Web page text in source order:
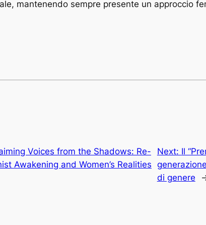
mantenendo sempre presente un approccio
Voices from the Shadows: Re-
Awakening and Women’s Realities
Next: Il
di genere